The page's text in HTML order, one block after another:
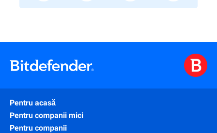
Pentru acasă
Pentru companii mici
Pentru companii